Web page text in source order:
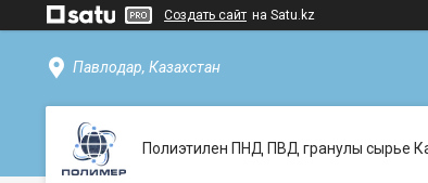
Создать сайт на Satu.kz
Павлодар, Казахстан
Полиэтилен ПНД ПВД гранулы сырье